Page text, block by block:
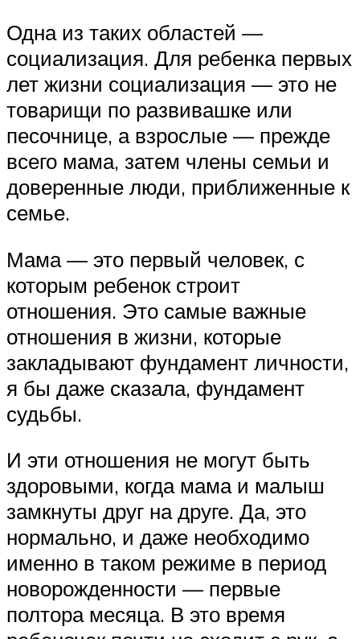
Одна из таких областей —
социализация. Для ребенка первых
лет жизни социализация — это не
товарищи по развивашке или
песочнице, а взрослые — прежде
всего мама, затем члены семьи и
доверенные люди, приближенные к
семье.
Мама — это первый человек, с
которым ребенок строит
отношения. Это самые важные
отношения в жизни, которые
закладывают фундамент личности,
я бы даже сказала, фундамент
судьбы.
И эти отношения не могут быть
здоровыми, когда мама и малыш
замкнуты друг на друге. Да, это
нормально, и даже необходимо
именно в таком режиме в период
новорожденности — первые
полтора месяца. В это время